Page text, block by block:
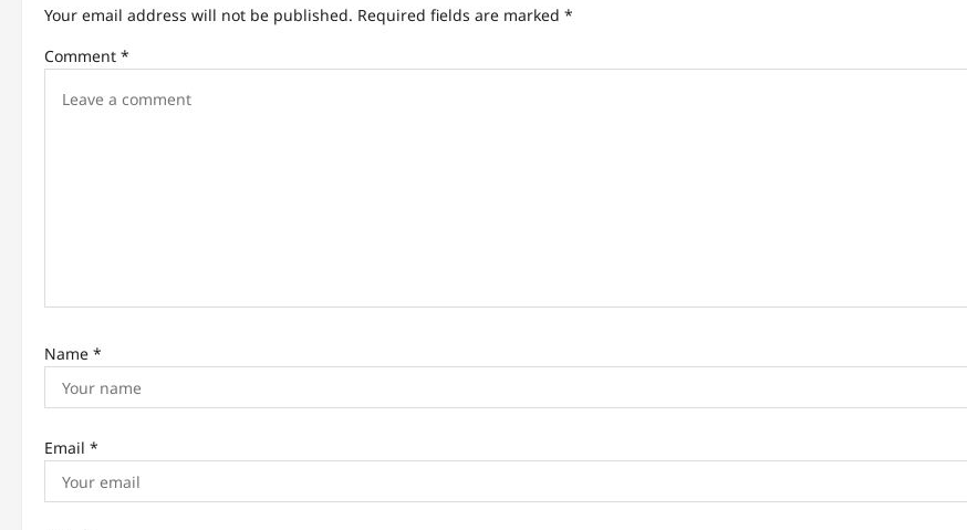
Your email address will not be published. Required fields are marked *
Comment *
Name *
Email *